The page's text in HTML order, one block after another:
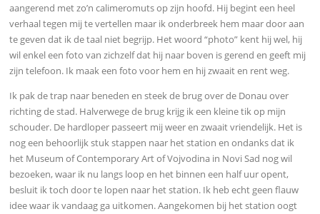
aangerend met zo’n calimeromuts op zijn hoofd. Hij begint een heel
verhaal tegen mij te vertellen maar ik onderbreek hem maar door aan
te geven dat ik de taal niet begrijp. Het woord “photo” kent hij wel, hij
wil enkel een foto van zichzelf dat hij naar boven is gerend en geeft mij
zijn telefoon. Ik maak een foto voor hem en hij zwaait en rent weg.
Ik pak de trap naar beneden en steek de brug over de Donau over
richting de stad. Halverwege de brug krijg ik een kleine tik op mijn
schouder. De hardloper passeert mij weer en zwaait vriendelijk. Het is
nog een behoorlijk stuk stappen naar het station en ondanks dat ik
het Museum of Contemporary Art of Vojvodina in Novi Sad nog wil
bezoeken, waar ik nu langs loop en het binnen een half uur opent,
besluit ik toch door te lopen naar het station. Ik heb echt geen flauw
idee waar ik vandaag ga uitkomen. Aangekomen bij het station oogt